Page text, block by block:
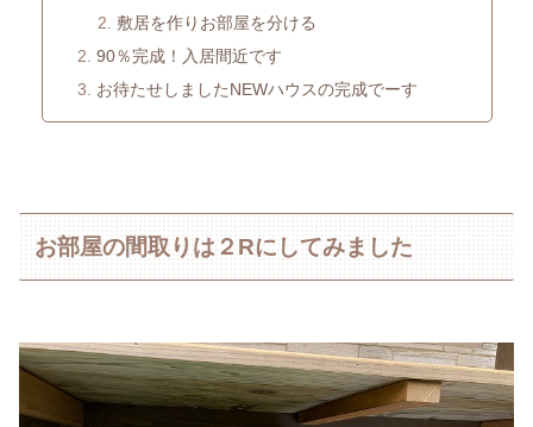
敷居を作りお部屋を分ける
90％完成！入居間近です
お待たせしましたNEWハウスの完成でーす
お部屋の間取りは２Rにしてみました